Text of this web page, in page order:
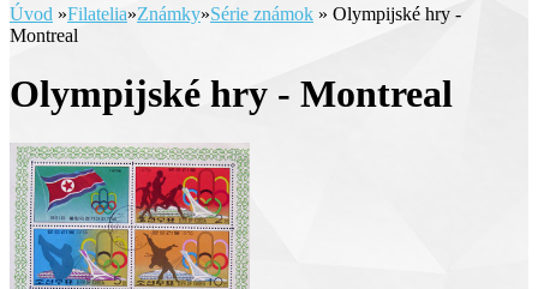
Úvod »Filatelia»Známky»Série známok » Olympijské hry -
Montreal
Olympijské hry - Montreal